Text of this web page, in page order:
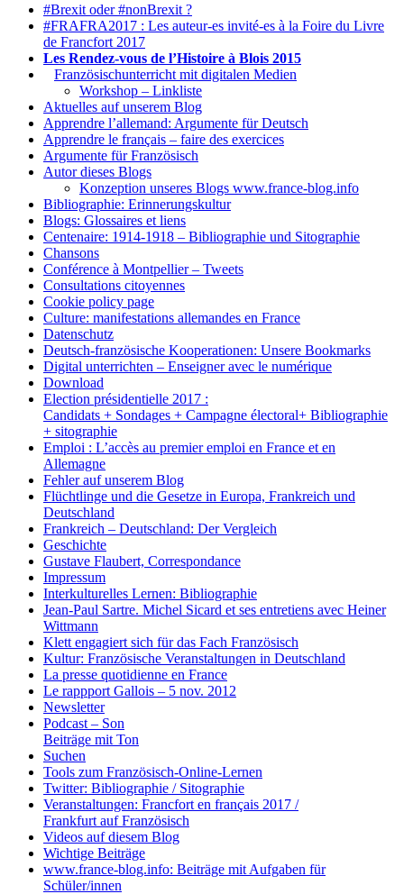
#Brexit oder #nonBrexit ?
#FRAFRA2017 : Les auteur-es invité-es à la Foire du Livre
de Francfort 2017
Les Rendez-vous de l’Histoire à Blois 2015
Französischunterricht mit digitalen Medien
Workshop – Linkliste
Aktuelles auf unserem Blog
Apprendre l’allemand: Argumente für Deutsch
Apprendre le français – faire des exercices
Argumente für Französisch
Autor dieses Blogs
Konzeption unseres Blogs www.france-blog.info
Bibliographie: Erinnerungskultur
Blogs: Glossaires et liens
Centenaire: 1914-1918 – Bibliographie und Sitographie
Chansons
Conférence à Montpellier – Tweets
Consultations citoyennes
Cookie policy page
Culture: manifestations allemandes en France
Datenschutz
Deutsch-französische Kooperationen: Unsere Bookmarks
Digital unterrichten – Enseigner avec le numérique
Download
Election présidentielle 2017 :
Candidats + Sondages + Campagne électoral+ Bibliographie
+ sitographie
Emploi : L’accès au premier emploi en France et en
Allemagne
Fehler auf unserem Blog
Flüchtlinge und die Gesetze in Europa, Frankreich und
Deutschland
Frankreich – Deutschland: Der Vergleich
Geschichte
Gustave Flaubert, Correspondance
Impressum
Interkulturelles Lernen: Bibliographie
Jean-Paul Sartre. Michel Sicard et ses entretiens avec Heiner
Wittmann
Klett engagiert sich für das Fach Französisch
Kultur: Französische Veranstaltungen in Deutschland
La presse quotidienne en France
Le rappport Gallois – 5 nov. 2012
Newsletter
Podcast – Son
Beiträge mit Ton
Suchen
Tools zum Französisch-Online-Lernen
Twitter: Bibliographie / Sitographie
Veranstaltungen: Francfort en français 2017 /
Frankfurt auf Französisch
Videos auf diesem Blog
Wichtige Beiträge
www.france-blog.info: Beiträge mit Aufgaben für
Schüler/innen